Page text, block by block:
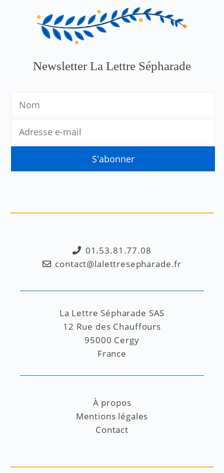
Newsletter La Lettre Sépharade
01.53.81.77.08
contact@lalettresepharade.fr
La Lettre Sépharade SAS
12 Rue des Chauffours
95000 Cergy
France
À propos
Mentions légales
Contact